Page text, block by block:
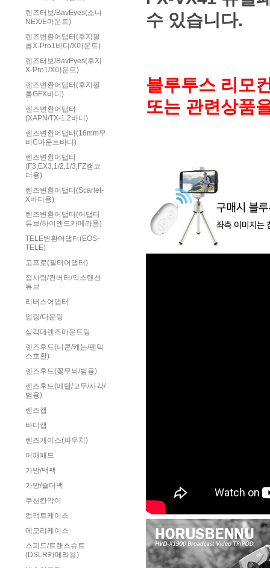
렌즈터보/BavEyes(소니
NEX/E마운트)
렌즈변환어댑터(후지필
름X-Pro1바디/X마운트)
렌즈터보/BavEyes(후지
X-Pro1/X마운트)
렌즈변환어댑터(후지필
름GFX바디)
렌즈변환어댑터
(XAPN/TX-1,2바디)
렌즈변환어댑터(16mm무
비C마운트바디)
렌즈변환어댑터
(F3,EX3,1/2,1/3,FZ캠코
더용)
렌즈변환어댑터(Scarlet-
X바디용)
렌즈변환어댑터(어댑터
튜브/하이엔드카메라용)
TELE변환어댑터(EOS-
TELE)
고프로(필터어댑터)
접사링/컨버터/익스텐션
튜브
리버스어댑터
업링/다운링
삼각대렌즈마운트링
렌즈후드(니콘/캐논/펜탁
스호환)
렌즈후드(꽃무늬/범용)
렌즈후드(메탈/고무/사각/
범용)
렌즈캡
바디캡
렌즈케이스(파우치)
어깨패드
가방/백팩
가방/숄더백
쿠션칸막이
컴팩트케이스
메모리케이스
스피드/트랜스슈트
(DSLR카메라용)
수 있습니다.
블루투스 리모
또는 관련상품